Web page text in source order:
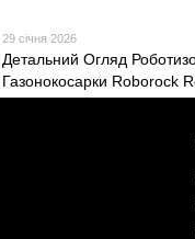
29 січня 2026
Детальний Огляд
Газонокосарки Roborock
X1 LiDAR